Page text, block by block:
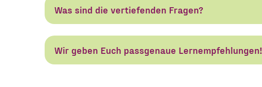
Was sind die vertiefenden Fragen?
Wir geben Euch passgenaue Lernempfehlungen!
Vorname
E-Mail*